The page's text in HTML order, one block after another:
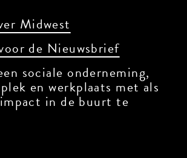
Midwest
de Nieuwsbrief
sociale onderneming,
en werkplaats met als
in de buurt te